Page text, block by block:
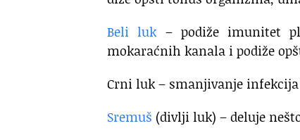
Beli luk– podiže imunitet
mokaraćnih kanala i podiže
Crni luk – smanjivanje
Sremuš (divlji luk) – deluje